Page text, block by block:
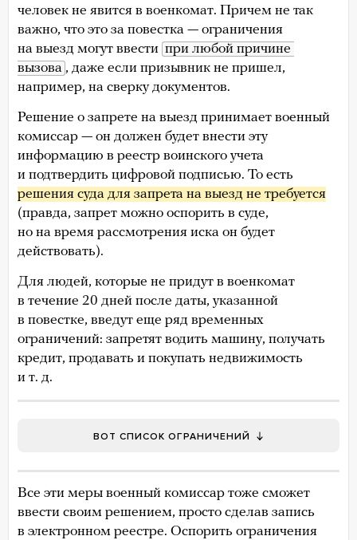
человек не явится в военкомат. Причем не так
важно, что это за повестка — ограничения
на выезд могут ввести при любой причине
вызова , даже если призывник не пришел,
например, на сверку документов.
Решение о запрете на выезд принимает военный
комиссар — он должен будет внести эту
информацию в реестр воинского учета
и подтвердить цифровой подписью. То есть
решения суда для запрета на выезд не требуется
(правда, запрет можно оспорить в суде,
но на время рассмотрения иска он будет
действовать).
Для людей, которые не придут в военкомат
в течение 20 дней после даты, указанной
в повестке, введут еще ряд временных
ограничений: запретят водить машину, получать
кредит, продавать и покупать недвижимость
и т. д.
ВОТ СПИСОК ОГРАНИЧЕНИЙ
Все эти меры военный комиссар тоже сможет
ввести своим решением, просто сделав запись
в электронном реестре. Оспорить ограничения